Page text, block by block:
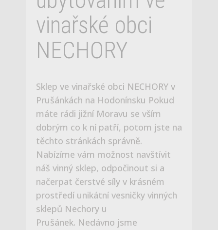
máte rádi jižní Moravu se vším
dobrým co k ní patří, potom jste na
těchto stránkách správně.
Nabízíme vám možnost navštívit
náš vinný sklep, odpočinout si a
prostředí unikátní vesničky vinných
sklepů Nechory u
Prušánek. Nedávno jsme
zrekonstruovali náš původní vinný
sklípek a postavili k němu
v tradičním slováckém stylu zcela
novou nadzemní část i
s ubytováním až pro 8 hostů. Přijet
můžete na letní rodinnou
dovolenou, víkendový pobyt,
firemní nebo soukromou akci či